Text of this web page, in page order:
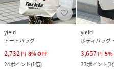
yield
トートバッグ
2,732 円 8%OFF
24ポイント(1倍)
yield
3,657 円 5%
33ポイント(1